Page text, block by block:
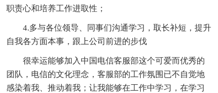
职责心和培养工作进取性；
4.多与各位领导、同事们沟通学习，取长补短，提升
自我各方面本事，跟上公司前进的步伐
很幸运能够加入中国电信客服部这个可爱而优秀的
团队，电信的文化理念，客服部的工作氛围已不自觉地
感染着我、推动着我；让我能够在工作中学习，在学习